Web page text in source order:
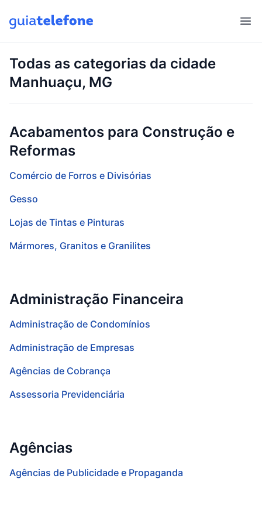
Todas as categorias da cidade
Manhuaçu, MG
Acabamentos para Construção e
Reformas
Comércio de Forros e Divisórias
Gesso
Lojas de Tintas e Pinturas
Mármores, Granitos e Granilites
Administração Financeira
Administração de Condomínios
Administração de Empresas
Agências de Cobrança
Assessoria Previdenciária
Agências
Agências de Publicidade e Propaganda